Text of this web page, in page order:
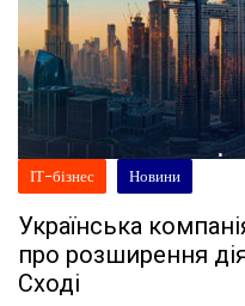
ІТ-бізнес Новини
Українська
про розширення
Сході